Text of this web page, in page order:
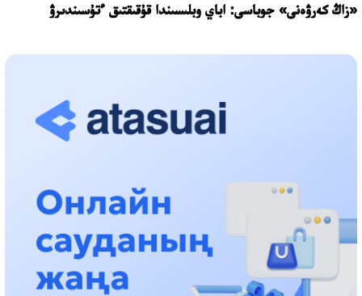
«زاڭ كەرۋەنى» جوباسى: اباي وبلىسىندا قۇقىقتىق ءتۇسىندىرۋ
17:31، 31 شىلدە 2026
حالىقارالىق «فورمۋلا-1 H2O» جارىسىن قونايەۆ قالاسىندا وتكىزۋ
اسحات اسىلبەكوۆ: كۇشتى بيلىككە كۇشتى تۇلعالار كەرەك!
12:01، 28 شىلدە 2026
ابزال دوستيار: دۋمان مۇحامەتكارىمدى الماتى تۇرمەسىنە اۋىستىرۋى